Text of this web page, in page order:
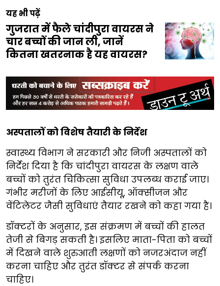
यह भी पढ़ें
गुजरात में फैले चांदीपुरा वायरस ने
चार बच्चों की जान ली, जानें
कितना खतरनाक है यह वायरस?
अस्पतालों को विशेष तैयारी के निर्देश
स्वास्थ्य विभाग ने सरकारी और निजी अस्पतालों को
निर्देश दिया है कि चांदीपुरा वायरस के लक्षण वाले
बच्चों को तुरंत चिकित्सा सुविधा उपलब्ध कराई जाए।
गंभीर मरीजों के लिए आईसीयू, ऑक्सीजन और
वेंटिलेटर जैसी सुविधाएं तैयार रखने को कहा गया है।
डॉक्टरों के अनुसार, इस संक्रमण में बच्चों की हालत
तेजी से बिगड़ सकती है। इसलिए माता-पिता को बच्चों
में दिखने वाले शुरुआती लक्षणों को नजरअंदाज नहीं
करना चाहिए और तुरंत डॉक्टर से संपर्क करना
चाहिए।